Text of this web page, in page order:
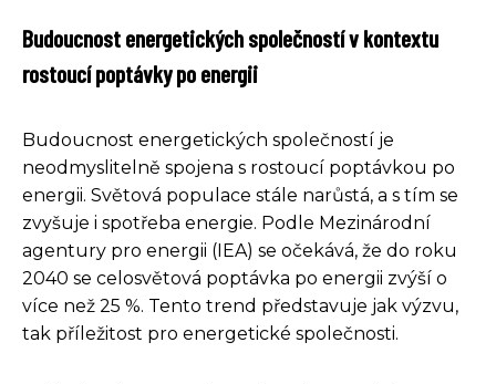
Budoucnost energetických společností v kontextu
rostoucí poptávky po energii
Budoucnost energetických společností je
neodmyslitelně spojena s rostoucí poptávkou po
energii. Světová populace stále narůstá, a s tím se
zvyšuje i spotřeba energie. Podle Mezinárodní
agentury pro energii (IEA) se očekává, že do roku
2040 se celosvětová poptávka po energii zvýší o
více než 25 %. Tento trend představuje jak výzvu,
tak příležitost pro energetické společnosti.